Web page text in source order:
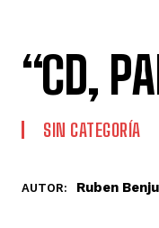
“CD,
SIN CATEGORÍA
AUTOR: Ruben